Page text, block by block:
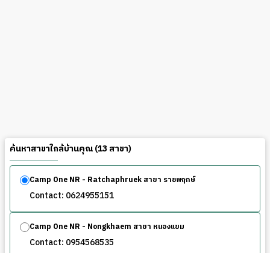
ค้นหาสาขาใกล้บ้านคุณ (13 สาขา)
Camp One NR - Ratchaphruek สาขา ราชพฤกษ์
Contact: 0624955151
Camp One NR - Nongkhaem สาขา หนองแขม
Contact: 0954568535